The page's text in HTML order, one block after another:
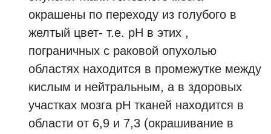
окрашены по переходу из голубого в
желтый цвет- т.е. рН в этих ,
пограничных с раковой опухолью
областях находится в промежутке между
кислым и нейтральным, а в здоровых
участках мозга рН тканей находится в
области от 6,9 и 7,3 (окрашивание в